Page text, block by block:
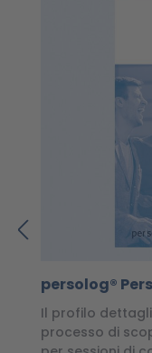
persolog®
Il profilo
processo di